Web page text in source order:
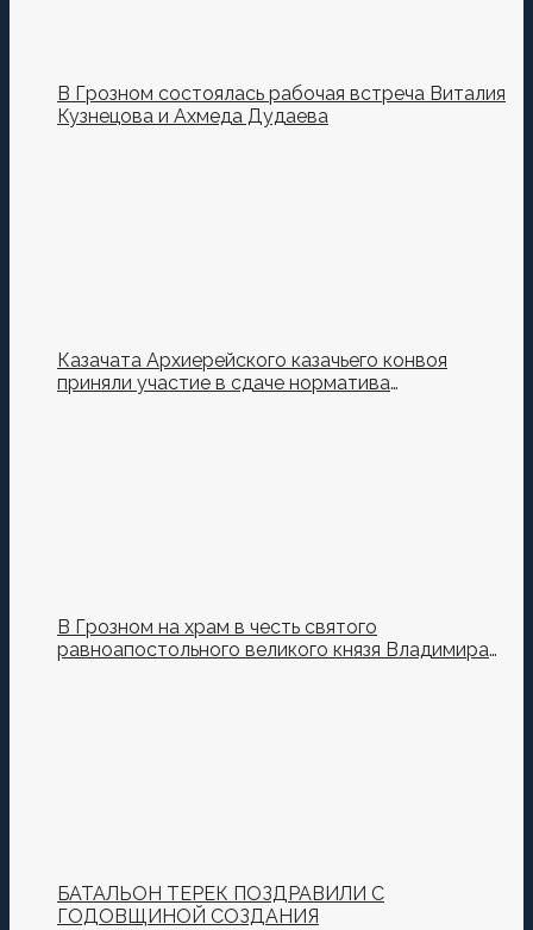
В Грозном состоялась рабочая встреча Виталия
Кузнецова и Ахмеда Дудаева
Казачата Архиерейского казачьего конвоя
приняли участие в сдаче норматива
В Грозном на храм в честь святого
равноапостольного великого князя Владимира
БАТАЛЬОН ТЕРЕК ПОЗДРАВИЛИ С
ГОДОВЩИНОЙ СОЗДАНИЯ